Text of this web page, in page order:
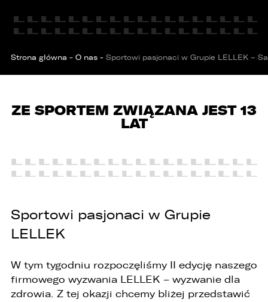
Strona główna - O nas - Sportowi pasjonaci w Grupie LELLEK –
ZE SPORTEM ZWIĄZANA JEST 13
LAT
Sportowi pasjonaci w Grupie
LELLEK
W tym tygodniu rozpoczęliśmy II edycję naszego
firmowego wyzwania LELLEK – wyzwanie dla
zdrowia. Z tej okazji chcemy bliżej przedstawić
PORÓWNYWARKA JEST PEŁNA!
Wybierz samochód, który mamy zastąpić
Audi Q7 45 TDI quattro.
ZASTĄP
UDOSTĘPNIANIE
FACEBOOK